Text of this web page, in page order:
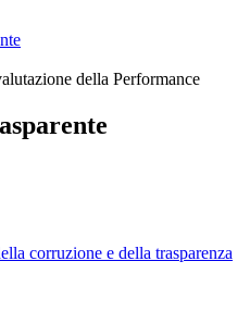
della Performance
corruzione e della trasparenza